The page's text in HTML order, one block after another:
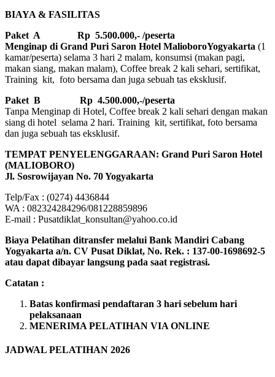
BIAYA & FASILITAS
Paket A Rp 5.500.000,- /peserta
Menginap di Grand Puri Saron Hotel MalioboroYogyakarta (1
kamar/peserta) selama 3 hari 2 malam, konsumsi (makan pagi,
makan siang, makan malam), Coffee break 2 kali sehari, sertifikat,
Training kit, foto bersama dan juga sebuah tas eksklusif.
Paket B
Rp 4.500.000,-/peserta
Tanpa Menginap di Hotel, Coffee break 2 kali sehari dengan makan
siang di hotel selama 2 hari. Training kit, sertifikat, foto bersama
dan juga sebuah tas eksklusif.
TEMPAT PENYELENGGARAAN: Grand Puri Saron Hotel
(MALIOBORO)
Jl. Sosrowijayan No. 70 Yogyakarta
Telp/Fax : (0274) 4436844
WA : 082324284296/081228859896
E-mail : Pusatdiklat_konsultan@yahoo.co.id
Biaya Pelatihan ditransfer melalui Bank Mandiri Cabang
Yogyakarta a/n. CV Pusat Diklat, No. Rek. : 137-00-1698692-5
atau dapat dibayar langsung pada saat registrasi.
Catatan :
Batas konfirmasi pendaftaran 3 hari sebelum hari
pelaksanaan
MENERIMA PELATIHAN VIA ONLINE
JADWAL PELATIHAN 2026